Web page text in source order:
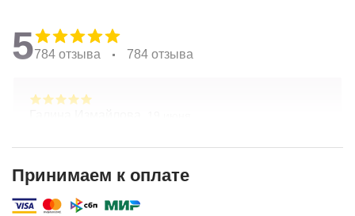
5784 отзыва 784 отзыва
городе, заказываю через приложение. Всегда
доставка. Огромное спасибо за настроение
Принимаем к оплате